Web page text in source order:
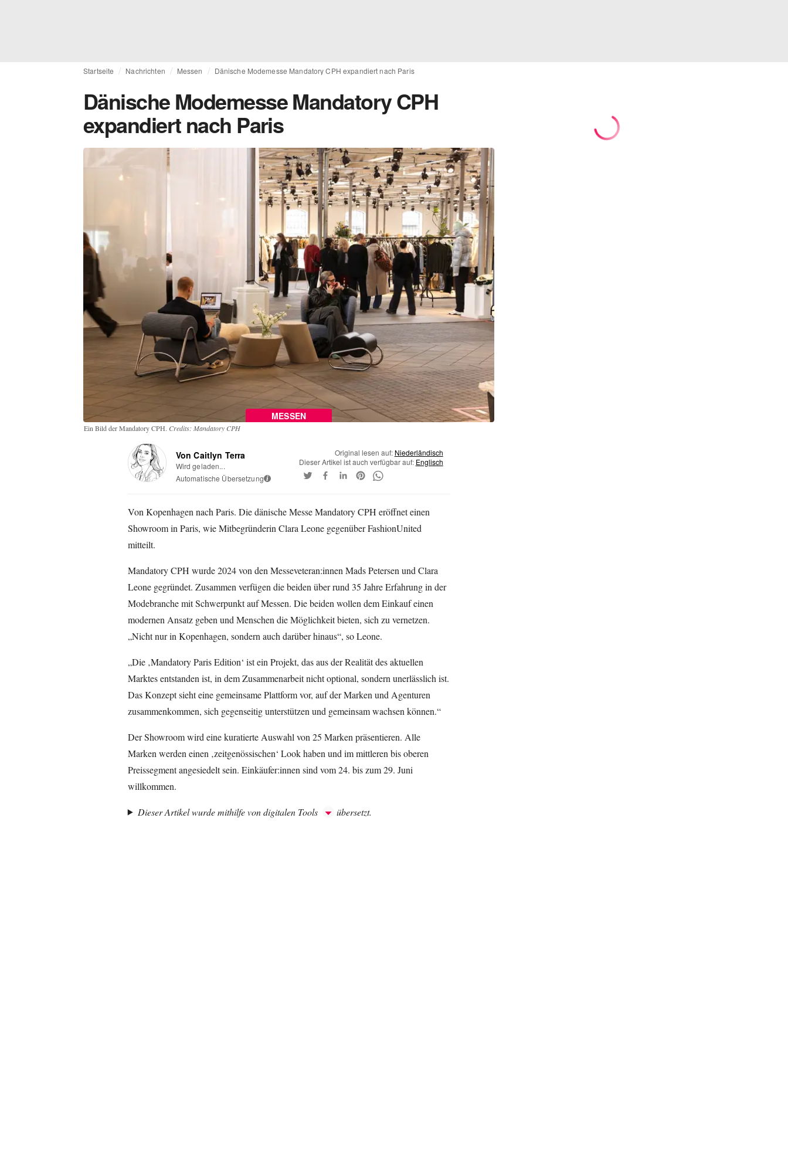
Startseite Nachrichten Messen Dänische Modemesse Mandatory CPH expandiert nach Paris
Dänische Modemesse Mandatory CPH
expandiert nach Paris
MESSEN
Ein Bild der Mandatory CPH. Credits: Mandatory CPH
Von Caitlyn Terra
Wird geladen...
Automatische Übersetzung i
Original lesen auf: Niederländisch
Dieser Artikel ist auch verfügbar auf: Englisch
Von Kopenhagen nach Paris. Die dänische Messe Mandatory CPH eröffnet einen
Showroom in Paris, wie Mitbegründerin Clara Leone gegenüber FashionUnited
mitteilt.
Mandatory CPH wurde 2024 von den Messeveteran:innen Mads Petersen und Clara
Leone gegründet. Zusammen verfügen die beiden über rund 35 Jahre Erfahrung in der
Modebranche mit Schwerpunkt auf Messen. Die beiden wollen dem Einkauf einen
modernen Ansatz geben und Menschen die Möglichkeit bieten, sich zu vernetzen.
„Nicht nur in Kopenhagen, sondern auch darüber hinaus“, so Leone.
„Die ‚Mandatory Paris Edition‘ ist ein Projekt, das aus der Realität des aktuellen
Marktes entstanden ist, in dem Zusammenarbeit nicht optional, sondern unerlässlich ist.
Das Konzept sieht eine gemeinsame Plattform vor, auf der Marken und Agenturen
zusammenkommen, sich gegenseitig unterstützen und gemeinsam wachsen können.“
Der Showroom wird eine kuratierte Auswahl von 25 Marken präsentieren. Alle
Marken werden einen ‚zeitgenössischen‘ Look haben und im mittleren bis oberen
Preissegment angesiedelt sein. Einkäufer:innen sind vom 24. bis zum 29. Juni
willkommen.
Dieser Artikel wurde mithilfe von digitalen Tools übersetzt.